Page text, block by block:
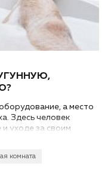
комната
а место
Здесь человек
уходе за своим